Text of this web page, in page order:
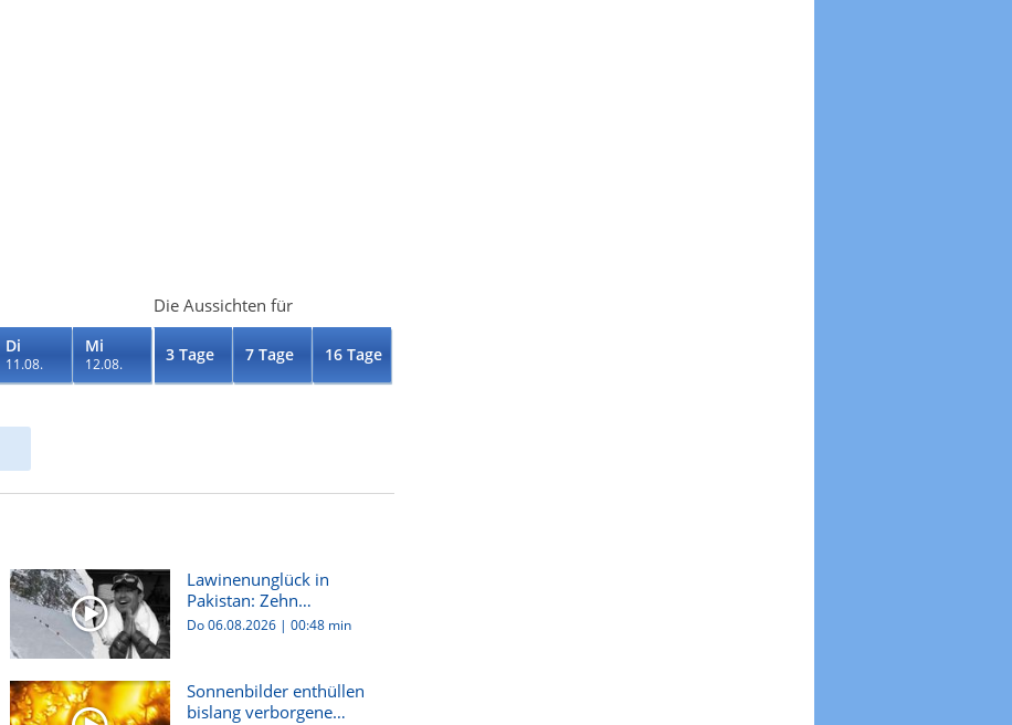
Di
11.08.
Mi
12.08.
Die Aussichten für
3 Tage 7 Tage 16 Tage
Lawinenunglück in
Pakistan: Zehn
Bergsteiger:innen...
Do 06.08.2026 |00:48 min
Sonnenbilder enthüllen
bislang verborgene